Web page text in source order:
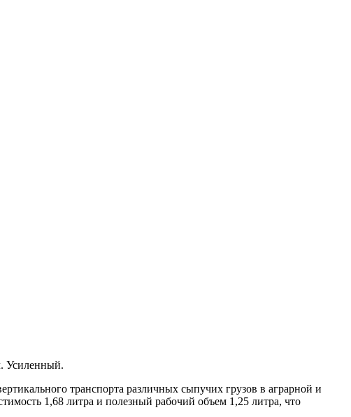
Усиленный.
транспорта различных сыпучих грузов в аграрной и
1,68 литра и полезный рабочий объем 1,25 литра, что